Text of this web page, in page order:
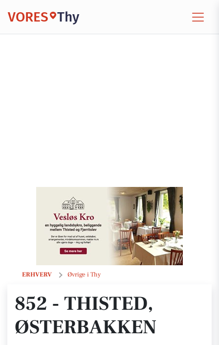
VORES Thy
ERHVERV Øvrige i Thy
852 - Thisted, Østerbakken
852 - THISTED,
ØSTERBAKKEN